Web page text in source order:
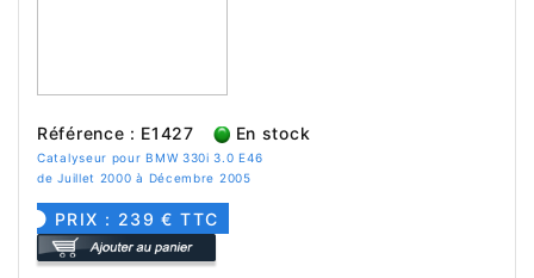
Référence : E1427 En stock
Catalyseur pour BMW 330i 3.0 E46
de Juillet 2000 à Décembre 2005
PRIX : 239 € TTC